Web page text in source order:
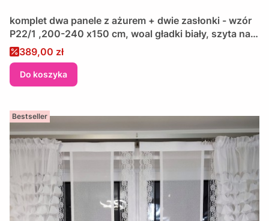
komplet dwa panele z ażurem + dwie zasłonki - wzór
P22/1 ,200-240 x150 cm, woal gładki biały, szyta na
wymiar, wykończona lamówką
Cena promocyjna
389,00 zł
Do koszyka
Bestseller